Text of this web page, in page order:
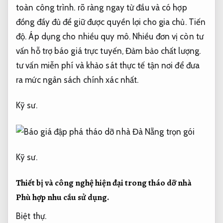
toàn công trình. rõ ràng ngay từ đầu và có hợp
đồng đầy đủ để giữ được quyền lợi cho gia chủ. Tiến
độ. Áp dụng cho nhiều quy mô.Nhiều đơn vị còn tư
vấn hỗ trợ báo giá trực tuyến,Đảm bảo chất lượng.
tư vấn miễn phí và khảo sát thực tế tận nơi để đưa
ra mức ngân sách chính xác nhất.
Kỹ sư.
Kỹ sư.
Thiết bị và công nghệ hiện đại trong tháo dỡ nhà
Phù hợp nhu cầu sử dụng.
Biệt thự.